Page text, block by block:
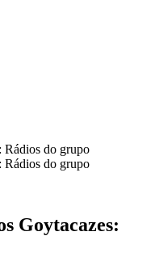
Rádios do grupo
Rádios do grupo
Goytacazes: